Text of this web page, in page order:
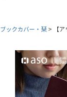
ブックカバー・栞 【